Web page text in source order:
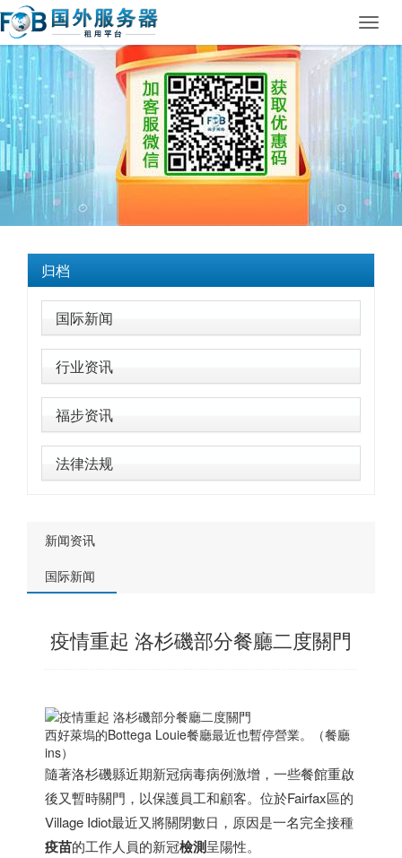
归档
国际新闻
行业资讯
福步资讯
法律法规
新闻资讯
国际新闻
疫情重起 洛杉磯部分餐廳二度關門
西好萊塢的Bottega Louie餐廳最近也暫停營業。（餐廳
ins）
隨著洛杉磯縣近期新冠病毒病例激增，一些餐館重啟
後又暫時關門，以保護員工和顧客。位於Fairfax區的
Village Idiot最近又將關閉數日，原因是一名完全接種
疫苗的工作人員的新冠檢測呈陽性。